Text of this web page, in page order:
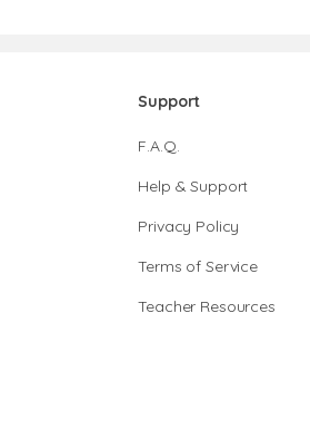
Support
F.A.Q.
Help & Support
Privacy Policy
Terms of Service
Teacher Resources